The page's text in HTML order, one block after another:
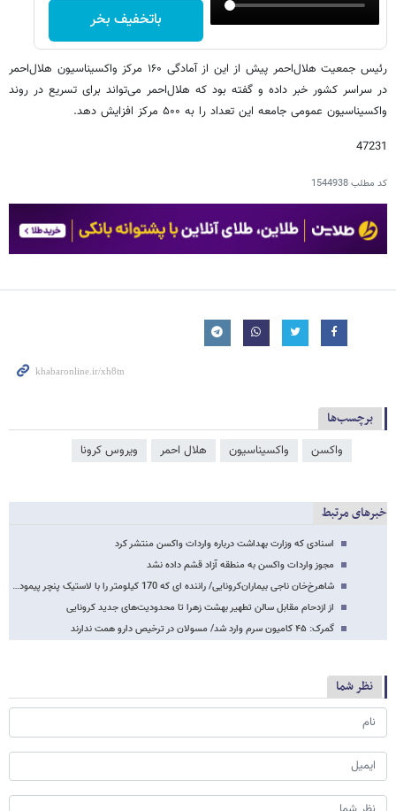
باتخفیف بخر
رئیس جمعیت هلال‌احمر پیش از این از آمادگی ۱۶۰ مرکز واکسیناسیون هلال‌احمر
در سراسر کشور خبر داده و گفته بود که هلال‌احمر می‌تواند برای تسریع در روند
واکسیناسیون عمومی جامعه این تعداد را به ۵۰۰ مرکز افزایش دهد.
47231
کد مطلب1544938
برچسب‌ها
واکسن واکسیناسیون هلال احمر ویروس کرونا
خبرهای مرتبط
اسنادی که وزارت بهداشت درباره واردات واکسن منتشر کرد
مجوز واردات واکسن به منطقه آزاد قشم داده نشد
شاهرخ‌خان ناجی بیماران‌کرونایی/ راننده ای که 170 کیلومتر را با لاستیک پنچر پیمود…
از ازدحام مقابل سالن تطهیر بهشت زهرا تا محدودیت‌های جدید کرونایی
گمرک: ۴۵ کامیون سرم وارد شد/ مسولان در ترخیص دارو همت ندارند
نظر شما